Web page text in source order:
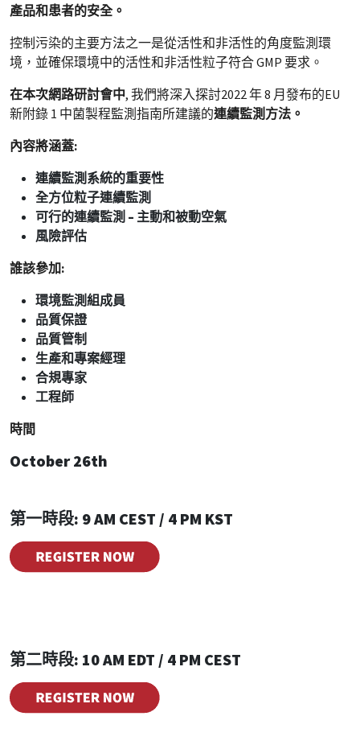
產品和患者的安全。
控制污染的主要方法之一是從活性和非活性的角度監測環
境，並確保環境中的活性和非活性粒子符合 GMP 要求。
在本次網路研討會中, 我們將深入探討2022 年 8 月發布的EU
新附錄 1 中菌製程監測指南所建議的連續監測 方法。
內容將涵蓋:
連續監測系統的重要性
全方位粒子連續監測
可行的連續監測 – 主動和被動空氣
風險評估
誰該參加:
環境監測組成員
品質保證
品質管制
生產和專案經理
合規專家
工程師
時間
October 26th
第一時段: 9 AM CEST / 4 PM KST
第二時段: 10 AM EDT / 4 PM CEST